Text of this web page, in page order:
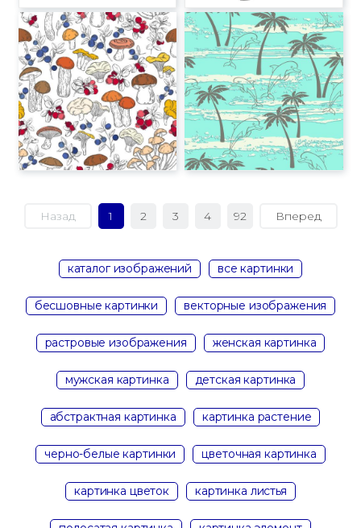
Назад 1 2 3 4 92 Вперед
каталог изображений все картинки
бесшовные картинки векторные изображения
растровые изображения женская картинка
мужская картинка детская картинка
абстрактная картинка картинка растение
черно-белые картинки цветочная картинка
картинка цветок картинка листья